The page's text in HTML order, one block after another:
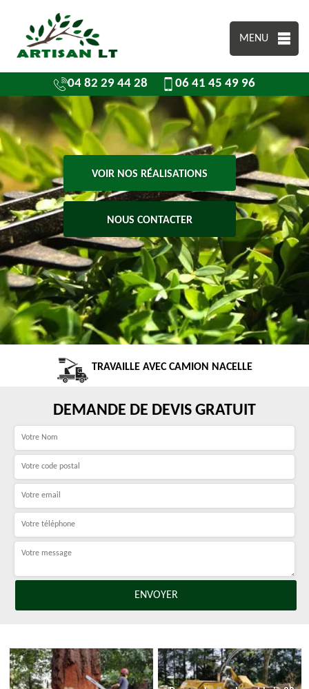
MENU
04 82 29 44 28 06 41 45 49 96
VOIR NOS RÉALISATIONS
NOUS CONTACTER
TRAVAILLE AVEC CAMION NACELLE
DEMANDE DE DEVIS GRATUIT